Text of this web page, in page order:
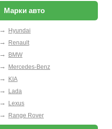
Марки авто
→ Hyundai
→ Renault
→ BMW
→ Mercedes-Benz
→ KIA
→ Lada
→ Lexus
→ Range Rover